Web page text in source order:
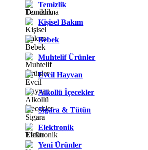
Temizlik
Kişisel Bakım
Bebek
Muhtelif Ürünler
Evcil Hayvan
Alkollü İçecekler
Sigara & Tütün
Elektronik
Yeni Ürünler